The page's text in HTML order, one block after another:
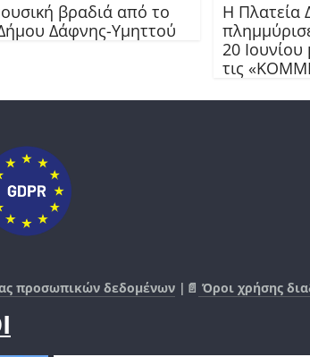
βραδιά από το
Δάφνης-Υμηττού
Η Πλατεία
20
τις
προσωπικών δεδομένων |📄 Όροι χρήσης